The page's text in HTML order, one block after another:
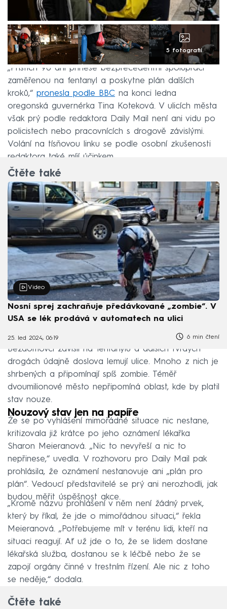
5 fotografií
„Příštích 90 dní přinese bezprecedentní spolupráci
zaměřenou na fentanyl a poskytne plán dalších
kroků,“ pronesla podle BBC na konci ledna
oregonská guvernérka Tina Koteková. V ulicích města
však prý podle redaktora Daily Mail není ani vidu po
policistech nebo pracovnících s drogově závislými.
Volání na tísňovou linku se podle osobní zkušenosti
redaktora také míjí účinkem.
Čtěte také
Video
Nosní sprej zachraňuje předávkované „zombie“. V
USA se lék prodává v automatech na ulici
25. led 2024, 06:19 6 min čtení
Bezdomovci závislí na fentanylu a dalších tvrdých
drogách údajně doslova lemují ulice. Mnoho z nich je
shrbených a připomínají spíš zombie. Téměř
dvoumilionové město nepřipomíná oblast, kde by platil
stav nouze.
Nouzový stav jen na papíře
Že se po vyhlášení mimořádné situace nic nestane,
kritizovala již krátce po jeho oznámení lékařka
Sharon Meieranová. „Nic to nevyřeší a nic to
nepřinese,“ uvedla. V rozhovoru pro Daily Mail pak
prohlásila, že oznámení nestanovuje ani „plán pro
plán“. Vedoucí představitelé se prý ani nerozhodli, jak
budou měřit úspěšnost akce.
„Kromě názvu prohlášení v něm není žádný prvek,
který by říkal, že jde o mimořádnou situaci,“ řekla
Meieranová. „Potřebujeme mít v terénu lidi, kteří na
situaci reagují. Ať už jde o to, že se lidem dostane
lékařská služba, dostanou se k léčbě nebo že se
zapojí orgány činné v trestním řízení. Ale nic z toho
se neděje,“ dodala.
Čtěte také